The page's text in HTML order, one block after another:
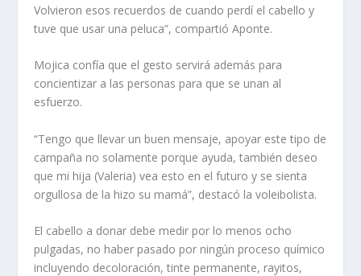
Volvieron esos recuerdos de cuando perdí el cabello y
tuve que usar una peluca”, compartió Aponte.
Mojica confía que el gesto servirá además para
concientizar a las personas para que se unan al
esfuerzo.
“Tengo que llevar un buen mensaje, apoyar este tipo de
campaña no solamente porque ayuda, también deseo
que mi hija (Valeria) vea esto en el futuro y se sienta
orgullosa de la hizo su mamá”, destacó la voleibolista.
El cabello a donar debe medir por lo menos ocho
pulgadas, no haber pasado por ningún proceso químico
incluyendo decoloración, tinte permanente, rayitos,